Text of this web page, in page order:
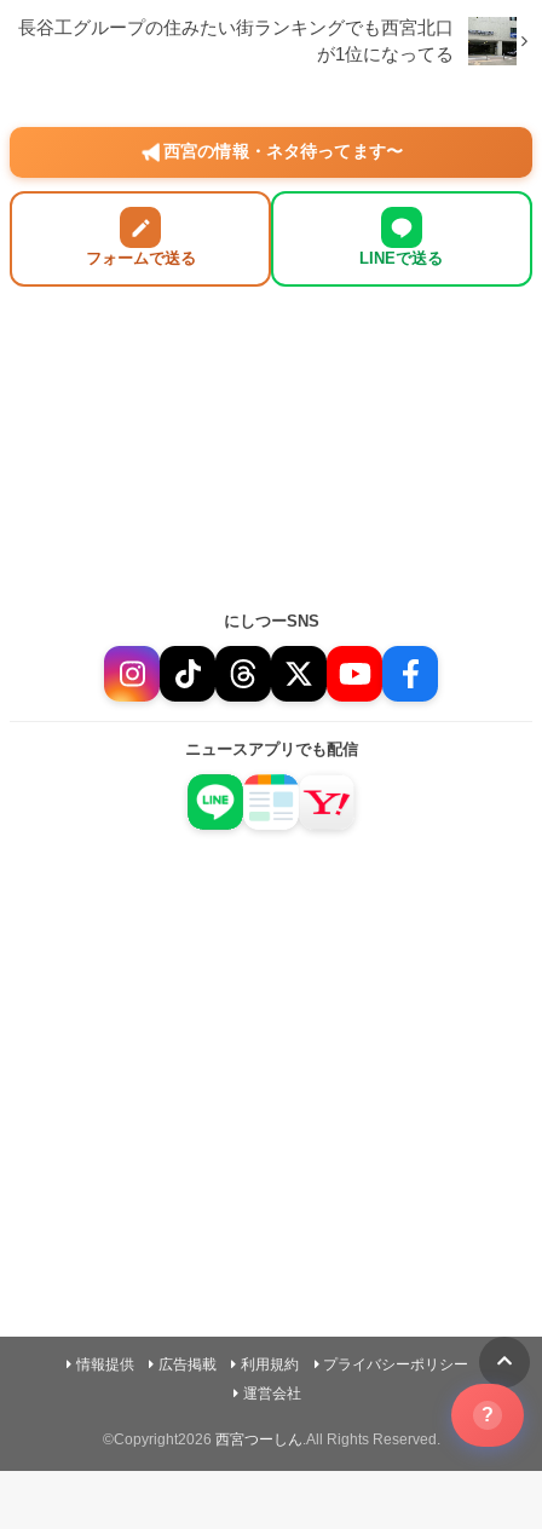
長谷工グループの住みたい街ランキングでも西宮北口
が1位になってる
西宮の情報・ネタ待ってます〜
フォームで送る LINEで送る
にしつーSNS
ニュースアプリでも配信
情報提供 広告掲載 利用規約
プライバシーポリシー
運営会社
©Copyright2026 西宮つーしん .All Rights Reserved.
?